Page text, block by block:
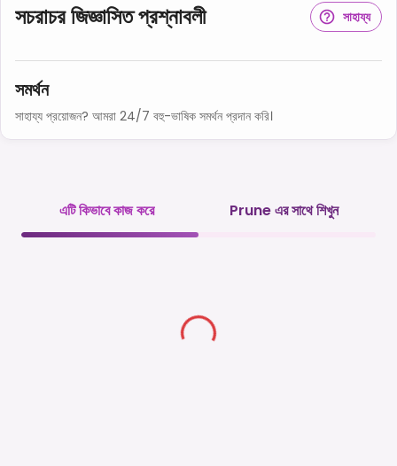
সচরাচর জিজ্ঞাসিত প্রশ্নাবলী সাহায্য
সমর্থন
সাহায্য প্রয়োজন? আমরা 24/7 বহু-ভাষিক সমর্থন প্রদান করি।
এটি কিভাবে কাজ করে Prune এর সাথে শিখুন